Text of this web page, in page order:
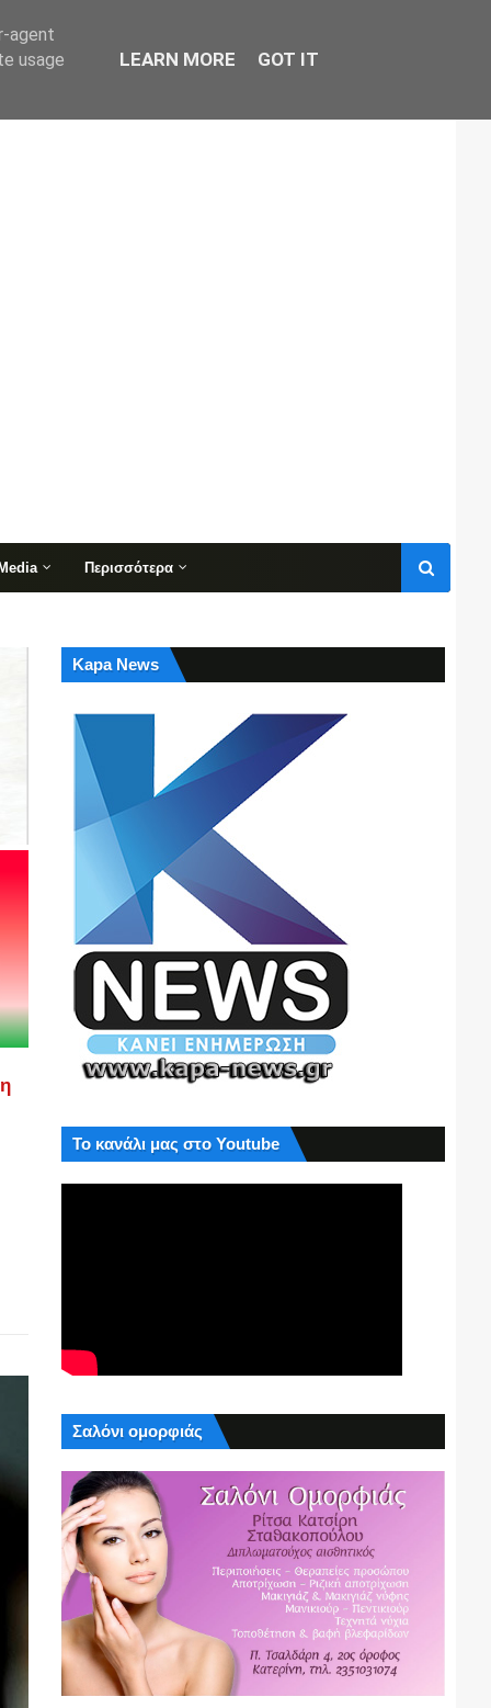
Περισσότερα
Kapa News
Το κανάλι μας στο Youtube
Σαλόνι ομορφιάς
agent
usage
LEARN MORE GOT IT